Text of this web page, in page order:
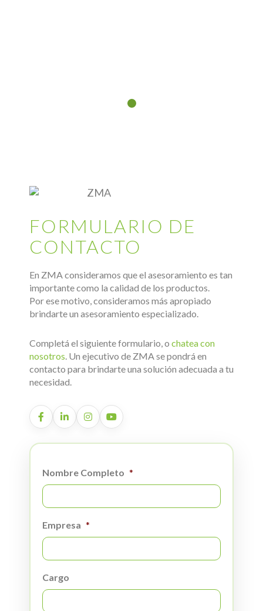
FORMULARIO DE
CONTACTO
En ZMA consideramos que el asesoramiento es tan
importante como la calidad de los productos.
Por ese motivo, consideramos más apropiado
brindarte un asesoramiento especializado.
Completá el siguiente formulario, o chatea con
nosotros. Un ejecutivo de ZMA se pondrá en
contacto para brindarte una solución adecuada a tu
necesidad.
Nombre Completo *
Empresa *
Cargo